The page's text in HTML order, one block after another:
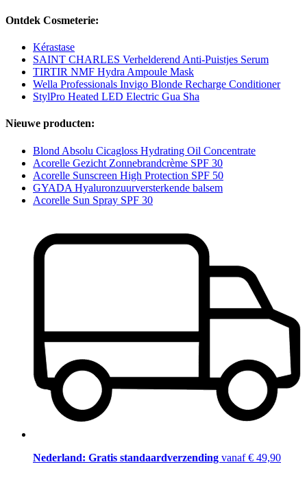
Ontdek Cosmeterie:
Kérastase
SAINT CHARLES Verhelderend Anti-Puistjes Serum
TIRTIR NMF Hydra Ampoule Mask
Wella Professionals Invigo Blonde Recharge Conditioner
StylPro Heated LED Electric Gua Sha
Nieuwe producten:
Blond Absolu Cicagloss Hydrating Oil Concentrate
Acorelle Gezicht Zonnebrandcrème SPF 30
Acorelle Sunscreen High Protection SPF 50
GYADA Hyaluronzuurversterkende balsem
Acorelle Sun Spray SPF 30
Nederland: Gratis standaardverzending vanaf € 49,90